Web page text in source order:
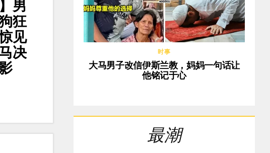
男
狂
见
决
时事
大马男子改信伊斯兰教，妈妈一句话让
他铭记于心
最潮